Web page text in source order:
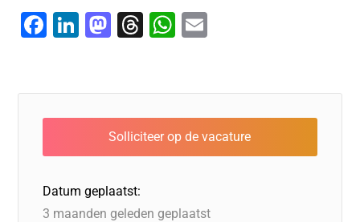
F
e
b
o
o
k
Li
e
dI
n
M
o
d
o
n
T
a
d
s
W
s
A
p
l
Datum geplaatst:
3 maanden geleden geplaatst